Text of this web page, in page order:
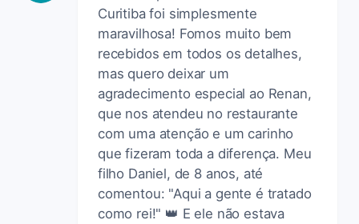
Curitiba foi simplesmente
maravilhosa! Fomos muito bem
recebidos em todos os detalhes,
mas quero deixar um
agradecimento especial ao Renan,
que nos atendeu no restaurante
com uma atenção e um carinho
que fizeram toda a diferença. Meu
filho Daniel, de 8 anos, até
comentou: "Aqui a gente é tratado
como rei!" 👑 E ele não estava